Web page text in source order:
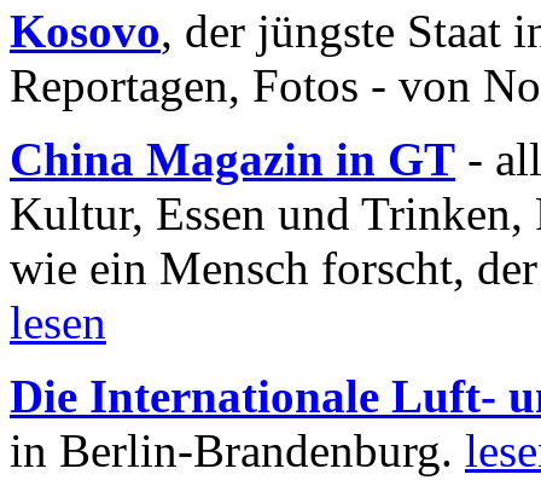
Kosovo, der jüngste Staat
Reportagen, Fotos - von
China Magazin in GT -
Kultur, Essen und
wie ein Mensch forscht,
lesen
Die Internationale Luft-
in Berlin-Brandenburg.